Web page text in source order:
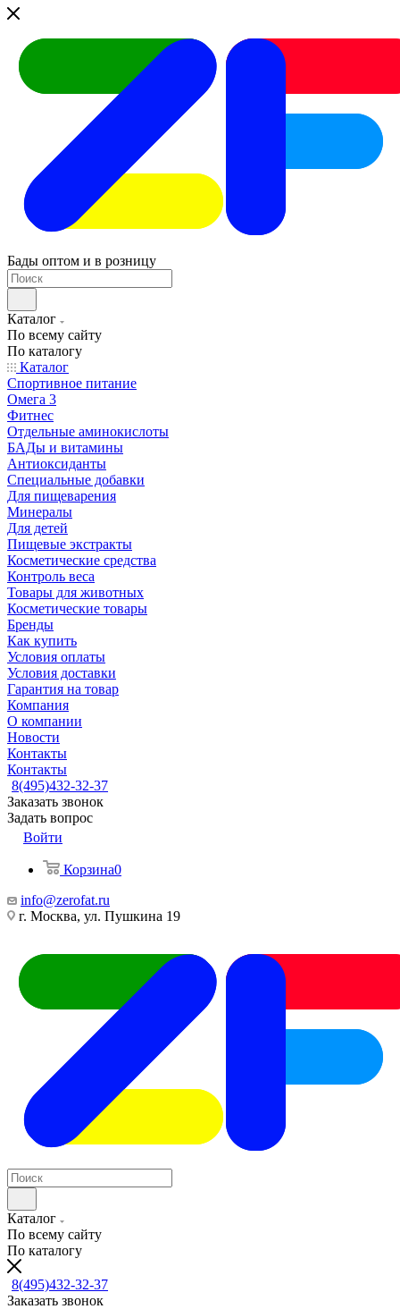
Бады оптом и в розницу
Каталог
По всему сайту
По каталогу
Каталог
Спортивное питание
Омега 3
Фитнес
Отдельные аминокислоты
БАДы и витамины
Антиоксиданты
Специальные добавки
Для пищеварения
Минералы
Для детей
Пищевые экстракты
Косметические средства
Контроль веса
Товары для животных
Косметические товары
Бренды
Как купить
Условия оплаты
Условия доставки
Гарантия на товар
Компания
О компании
Новости
Контакты
Контакты
8(495)432-32-37
Заказать звонок
Задать вопрос
Войти
Корзина0
info@zerofat.ru
г. Москва, ул. Пушкина 19
Каталог
По всему сайту
По каталогу
8(495)432-32-37
Заказать звонок